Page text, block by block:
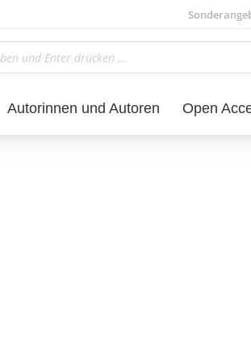
Autorinnen und Autoren Open